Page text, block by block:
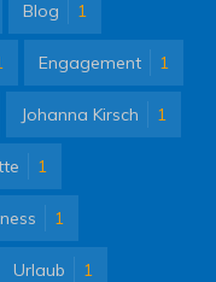
Blog 1
Engagement 1
Johanna Kirsch 1
1
1
Urlaub 1